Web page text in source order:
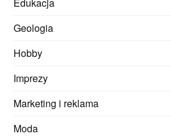
Geologia
Hobby
Imprezy
Marketing i reklama
Moda